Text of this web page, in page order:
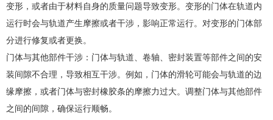
变形，或者由于材料自身的质量问题导致变形。变形的门体在轨道内
运行时会与轨道产生摩擦或者干涉，影响正常运行。对变形的门体部
分进行修复或者更换。
门体与其他部件干涉：门体与轨道、卷轴、密封装置等部件之间的安
装间隙不合理，导致相互干涉。例如，门体的滑轮可能会与轨道的边
缘摩擦，或者门体与密封橡胶条的摩擦力过大。调整门体与其他部件
之间的间隙，确保运行顺畅。